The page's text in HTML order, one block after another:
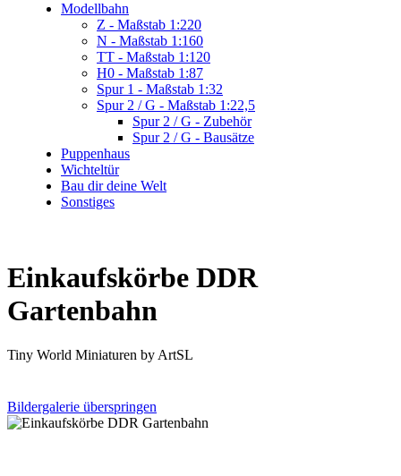
Modellbahn
Z - Maßstab 1:220
N - Maßstab 1:160
TT - Maßstab 1:120
H0 - Maßstab 1:87
Spur 1 - Maßstab 1:32
Spur 2 / G - Maßstab 1:22,5
Spur 2 / G - Zubehör
Spur 2 / G - Bausätze
Puppenhaus
Wichteltür
Bau dir deine Welt
Sonstiges
Einkaufskörbe DDR
Gartenbahn
Tiny World Miniaturen by ArtSL
Bildergalerie überspringen